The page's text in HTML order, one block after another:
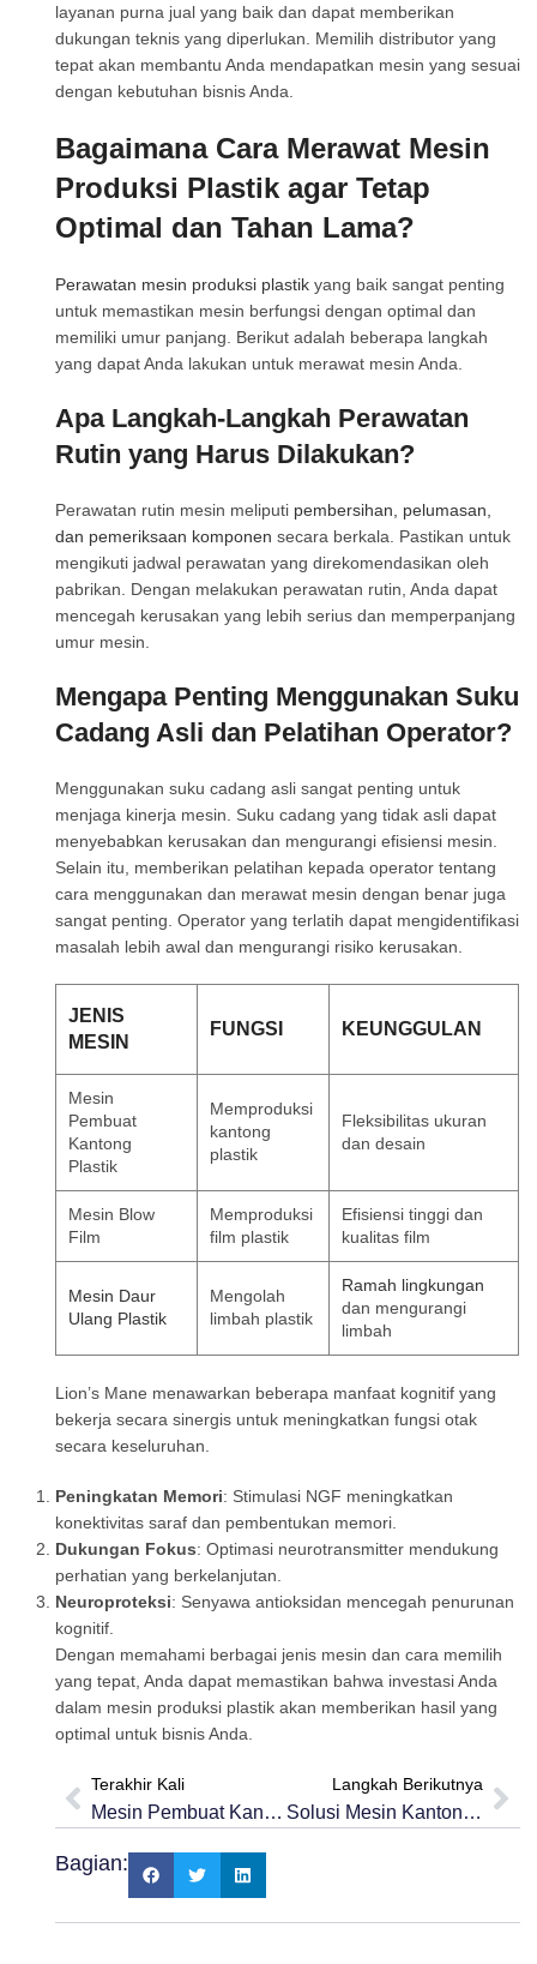
layanan purna jual yang baik dan dapat memberikan
dukungan teknis yang diperlukan. Memilih distributor yang
tepat akan membantu Anda mendapatkan mesin yang sesuai
dengan kebutuhan bisnis Anda.
Bagaimana Cara Merawat Mesin
Produksi Plastik agar Tetap
Optimal dan Tahan Lama?
Perawatan mesin produksi plastik yang baik sangat penting
untuk memastikan mesin berfungsi dengan optimal dan
memiliki umur panjang. Berikut adalah beberapa langkah
yang dapat Anda lakukan untuk merawat mesin Anda.
Apa Langkah-Langkah Perawatan
Rutin yang Harus Dilakukan?
Perawatan rutin mesin meliputi pembersihan, pelumasan,
dan pemeriksaan komponen secara berkala. Pastikan untuk
mengikuti jadwal perawatan yang direkomendasikan oleh
pabrikan. Dengan melakukan perawatan rutin, Anda dapat
mencegah kerusakan yang lebih serius dan memperpanjang
umur mesin.
Mengapa Penting Menggunakan Suku
Cadang Asli dan Pelatihan Operator?
Menggunakan suku cadang asli sangat penting untuk
menjaga kinerja mesin. Suku cadang yang tidak asli dapat
menyebabkan kerusakan dan mengurangi efisiensi mesin.
Selain itu, memberikan pelatihan kepada operator tentang
cara menggunakan dan merawat mesin dengan benar juga
sangat penting. Operator yang terlatih dapat mengidentifikasi
masalah lebih awal dan mengurangi risiko kerusakan.
JENIS
MESIN
FUNGSI KEUNGGULAN
Mesin
Pembuat
Kantong
Plastik
Memproduksi
kantong
plastik
Fleksibilitas ukuran
dan desain
Mesin Blow
Film
Memproduksi
film plastik
Efisiensi tinggi dan
kualitas film
Mesin Daur
Ulang Plastik
Mengolah
limbah plastik
Ramah lingkungan
dan mengurangi
limbah
Lion’s Mane menawarkan beberapa manfaat kognitif yang
bekerja secara sinergis untuk meningkatkan fungsi otak
secara keseluruhan.
Peningkatan Memori: Stimulasi NGF meningkatkan
konektivitas saraf dan pembentukan memori.
Dukungan Fokus: Optimasi neurotransmitter mendukung
perhatian yang berkelanjutan.
Neuroproteksi: Senyawa antioksidan mencegah penurunan
kognitif.
Dengan memahami berbagai jenis mesin dan cara memilih
yang tepat, Anda dapat memastikan bahwa investasi Anda
dalam mesin produksi plastik akan memberikan hasil yang
optimal untuk bisnis Anda.
Terakhir Kali
Mesin Pembuat Kantong Tali (Loop Handle Bag) Ergonomis
Langkah Berikutnya
Solusi Mesin Kantong Plastik Untuk Industri Tangerang
Bagian: